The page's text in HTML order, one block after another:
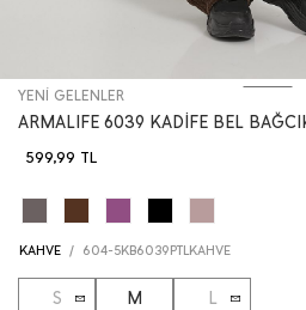
YENİ GELENLER
ARMALIFE 6039 KADİFE BEL
599,99 TL
S M L
KAHVE / 604-5KB6039PTLKAHVE